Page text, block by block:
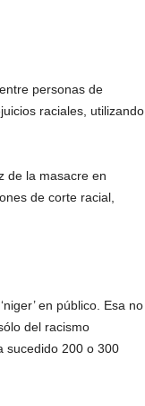
personas de
raciales, utilizando
de la masacre en
de corte racial,
en público. Esa no
del racismo
sucedido 200 o 300